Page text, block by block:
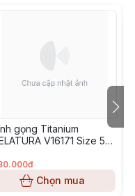
gọng Titanium
V16171 Size 53-
Chọn mua